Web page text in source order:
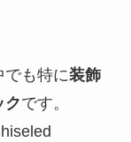
でも特に装飾
クです。